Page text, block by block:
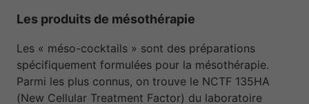
Les produits de mésothérapie
Les « méso-cocktails » sont des préparations
spécifiquement formulées pour la mésothérapie.
Parmi les plus connus, on trouve le NCTF 135HA
(New Cellular Treatment Factor) du laboratoire